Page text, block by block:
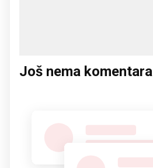
Još nema komentara